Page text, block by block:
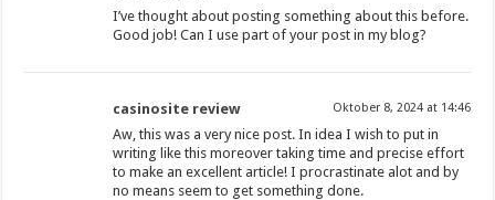
I’ve thought about posting something about this before.
Good job! Can I use part of your post in my blog?
casinosite review Oktober 8, 2024 at 14:46
Aw, this was a very nice post. In idea I wish to put in
writing like this moreover taking time and precise effort
to make an excellent article! I procrastinate alot and by
no means seem to get something done.